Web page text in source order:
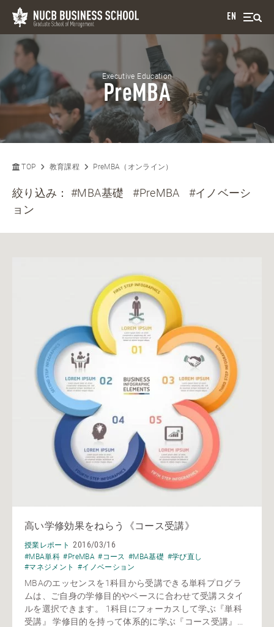
EN
Executive Education
PreMBA
TOP 教育課程 PreMBA（オンライン）
絞り込み：#MBA基礎 #PreMBA
#イノベーシ
ョン
高い学修効果をねらう《コース受講》
授業レポート 2016/03/16
#MBA単科 #PreMBA #コース #MBA基礎 #学び直し
#マネジメント
#イノベーション
MBAのエッセンスを1科目から受講できる単科プログラ
ムは、ご自身の学修目的やペースに合わせて受講スタイ
ルを選択できます。 1科目にフォーカスして学ぶ『単科
受講』 学修目的を持って体系的に学ぶ『コース受講』...